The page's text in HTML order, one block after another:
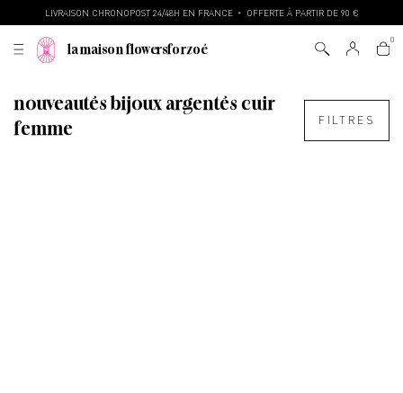
LIVRAISON CHRONOPOST 24/48H EN FRANCE • OFFERTE À PARTIR DE 90 €
la maison flowersforzoé
nouveautés bijoux argentés cuir
femme
FILTRES